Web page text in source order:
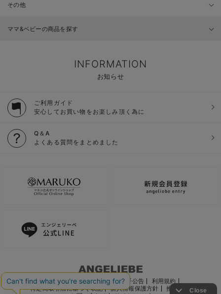
その他
ママ&ベビーの商品を探す
INFORMATION
お知らせ
ご利用ガイド
安心してお買い物をお楽しみ頂く為に
Q＆A
よくある質問をまとめました
ご利用ガイド 会社概要 電子公告
利用規約
特定商取引法に基づく表記
個人情報保護方針
推奨環境